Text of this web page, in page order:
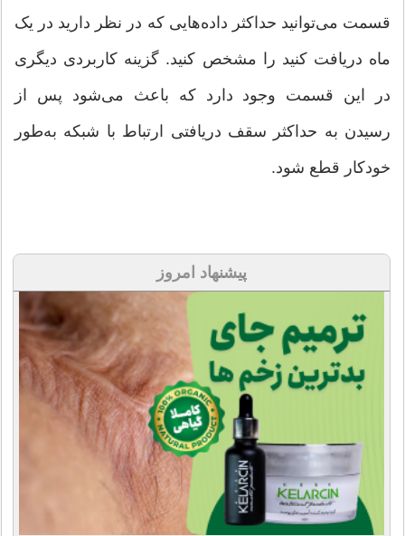
قسمت می‌توانید حداکثر داده‌هایی که در نظر دارید در یک
ماه دریافت کنید را مشخص کنید. گزینه کاربردی دیگری
در این قسمت وجود دارد که باعث می‌شود پس از
رسیدن به حداکثر سقف دریافتی ارتباط با شبکه به‌طور
خودکار قطع شود.
پیشنهاد امروز